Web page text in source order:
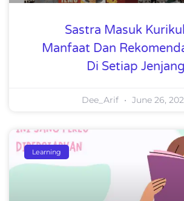
Sastra Masuk
Manfaat Dan
Di Setiap Jenjang
Dee_Arif June 26,
Learning